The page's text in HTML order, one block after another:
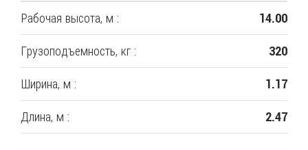
Рабочая высота, м : 14.00
Грузоподъемность, кг : 320
Ширина, м : 1.17
Длина, м : 2.47